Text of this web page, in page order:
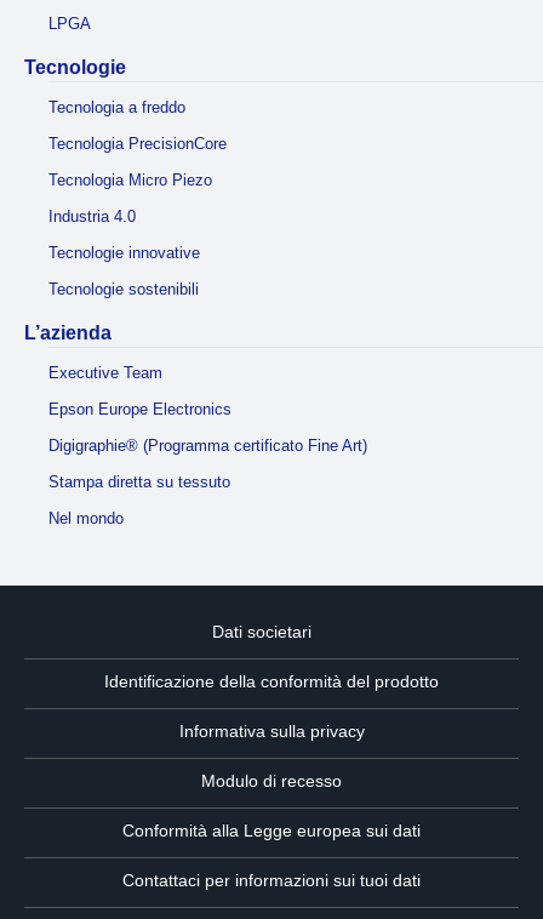
LPGA
Tecnologie
Tecnologia a freddo
Tecnologia PrecisionCore
Tecnologia Micro Piezo
Industria 4.0
Tecnologie innovative
Tecnologie sostenibili
L’azienda
Executive Team
Epson Europe Electronics
Digigraphie® (Programma certificato Fine Art)
Stampa diretta su tessuto
Nel mondo
Dati societari
Identificazione della conformità del prodotto
Informativa sulla privacy
Modulo di recesso
Conformità alla Legge europea sui dati
Contattaci per informazioni sui tuoi dati